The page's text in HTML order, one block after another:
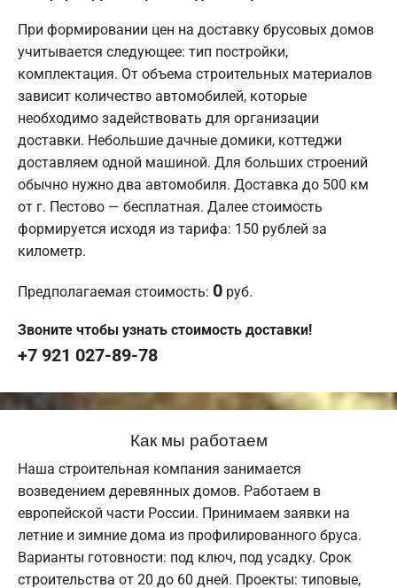
При формировании цен на доставку брусовых домов
учитывается следующее: тип постройки,
комплектация. От объема строительных материалов
зависит количество автомобилей, которые
необходимо задействовать для организации
доставки. Небольшие дачные домики, коттеджи
доставляем одной машиной. Для больших строений
обычно нужно два автомобиля. Доставка до 500 км
от г. Пестово — бесплатная. Далее стоимость
формируется исходя из тарифа: 150 рублей за
километр.
Предполагаемая стоимость: 0 руб.
Звоните чтобы узнать стоимость доставки!
+7 921 027-89-78
Как мы работаем
Наша строительная компания занимается
возведением деревянных домов. Работаем в
европейской части России. Принимаем заявки на
летние и зимние дома из профилированного бруса.
Варианты готовности: под ключ, под усадку. Срок
строительства от 20 до 60 дней. Проекты: типовые,